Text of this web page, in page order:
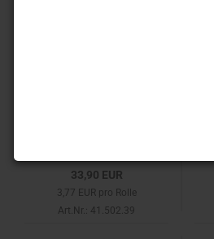
33,90 EUR
3,77 EUR pro Rolle
Art.Nr.: 41.502.39